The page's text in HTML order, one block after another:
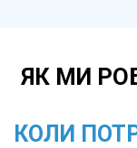
ЯК МИ
КОЛИ